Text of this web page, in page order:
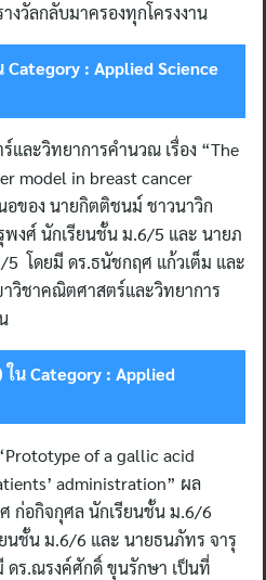
งวัลกลับมาครองทุกโครงงาน
Category : Applied Science
และวิทยาการคำนวณ เรื่อง “The
model in breast cancer
อของ นายกิตติชนม์ ชาวนาวิก
งศ์ นักเรียนชั้น ม.6/5 และ นายภ
5 โดยมี ดร.ธนัชกฤศ แก้วเต็ม และ
วิชาคณิตศาสตร์และวิทยาการ
ใน Category : Applied
of a gallic acid
administration” ผล
ก่อกิจกุศล นักเรียนชั้น ม.6/6
นชั้น ม.6/6 และ นายธนภัทร จารุ
ร.ณรงค์ศักดิ์ ขุนรักษา เป็นที่